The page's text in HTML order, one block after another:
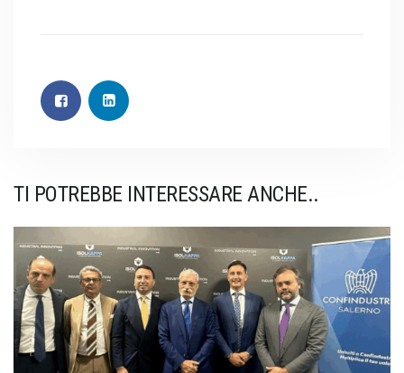
TI POTREBBE INTERESSARE ANCHE..